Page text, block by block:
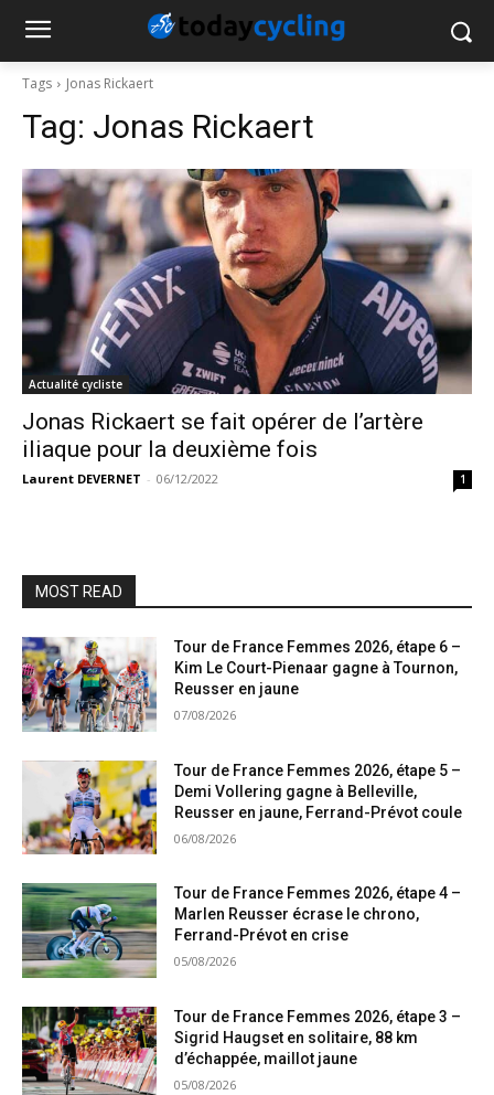
Tags Jonas Rickaert
Tag: Jonas Rickaert
Actualité cycliste
Jonas Rickaert se fait opérer de l’artère
iliaque pour la deuxième fois
Laurent DEVERNET - 06/12/2022 1
MOST READ
Tour de France Femmes 2026, étape 6 –
Kim Le Court-Pienaar gagne à Tournon,
Reusser en jaune
07/08/2026
Tour de France Femmes 2026, étape 5 –
Demi Vollering gagne à Belleville,
Reusser en jaune, Ferrand-Prévot coule
06/08/2026
Tour de France Femmes 2026, étape 4 –
Marlen Reusser écrase le chrono,
Ferrand-Prévot en crise
05/08/2026
Tour de France Femmes 2026, étape 3 –
Sigrid Haugset en solitaire, 88 km
d’échappée, maillot jaune
05/08/2026